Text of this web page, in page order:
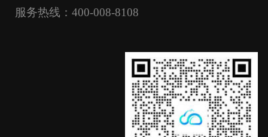
服务热线：400-008-8108